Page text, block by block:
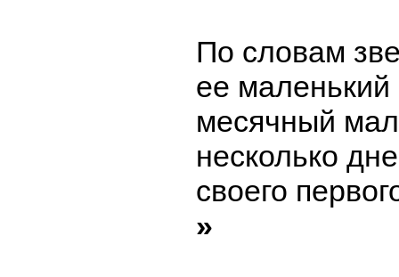
По словам
ее
месячный
несколько
своего
»